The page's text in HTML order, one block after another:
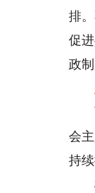
排
促
政
加
面
会
持
植